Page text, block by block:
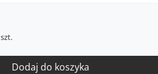
szt.
Dodaj do koszyka